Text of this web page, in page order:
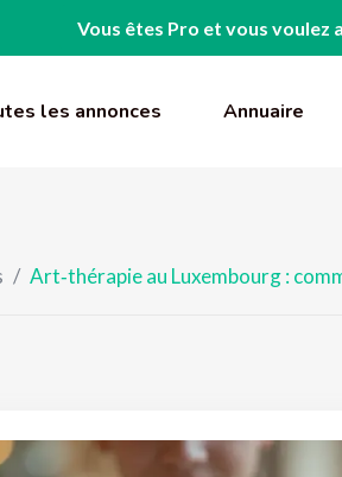
Vous êtes Pro et vous
les annonces Annuaire
/ Art‑thérapie au Luxembourg :